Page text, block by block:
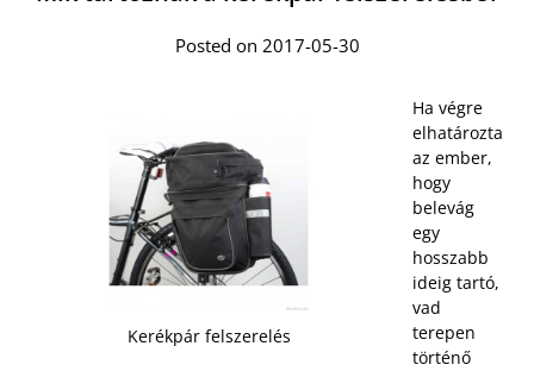
Posted on 2017-05-30
Kerékpár felszerelés
Ha végre
elhatározta
az ember,
hogy
belevág
egy
hosszabb
ideig tartó,
vad
terepen
történő